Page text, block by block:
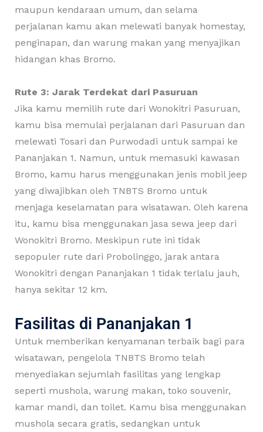
maupun kendaraan umum, dan selama
perjalanan kamu akan melewati banyak homestay,
penginapan, dan warung makan yang menyajikan
hidangan khas Bromo.
Rute 3: Jarak Terdekat dari Pasuruan
Jika kamu memilih rute dari Wonokitri Pasuruan,
kamu bisa memulai perjalanan dari Pasuruan dan
melewati Tosari dan Purwodadi untuk sampai ke
Pananjakan 1. Namun, untuk memasuki kawasan
Bromo, kamu harus menggunakan jenis mobil jeep
yang diwajibkan oleh TNBTS Bromo untuk
menjaga keselamatan para wisatawan. Oleh karena
itu, kamu bisa menggunakan jasa sewa jeep dari
Wonokitri Bromo. Meskipun rute ini tidak
sepopuler rute dari Probolinggo, jarak antara
Wonokitri dengan Pananjakan 1 tidak terlalu jauh,
hanya sekitar 12 km.
Fasilitas di Pananjakan 1
Untuk memberikan kenyamanan terbaik bagi para
wisatawan, pengelola TNBTS Bromo telah
menyediakan sejumlah fasilitas yang lengkap
seperti mushola, warung makan, toko souvenir,
kamar mandi, dan toilet. Kamu bisa menggunakan
mushola secara gratis, sedangkan untuk